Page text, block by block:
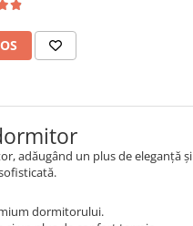
adăugând un plus de eleganță
dormitorului.